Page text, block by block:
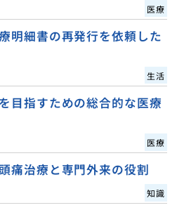
医療
明細書の再発行を依頼した
生活
目指すための総合的な医療
医療
痛治療と専門外来の役割
知識